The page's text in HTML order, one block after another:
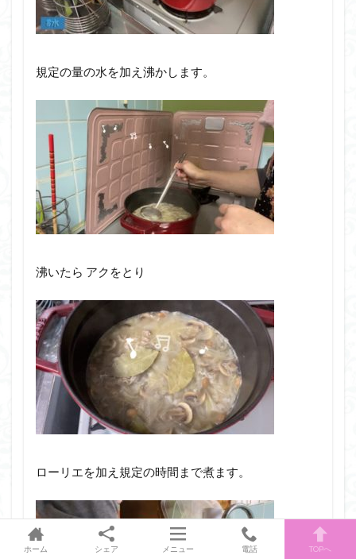
規定の量の水を加え沸かします。
沸いたら アクをとり
ローリエを加え規定の時間まで煮ます。
ホーム シェア メニュー 電話 TOPへ